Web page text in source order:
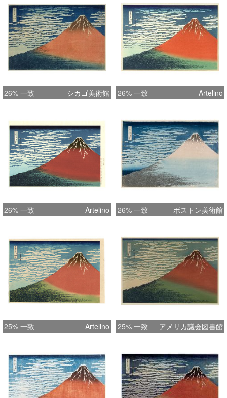
26% 一致 シカゴ美術館 26% 一致 Artelino
26% 一致 Artelino 26% 一致 ボストン美術館
25% 一致 Artelino 25% 一致 アメリカ議会図書館